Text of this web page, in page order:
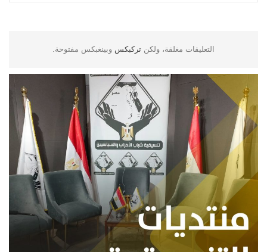
التعليقات مغلقة، ولكن تركبكس وبينغبكس مفتوحة.